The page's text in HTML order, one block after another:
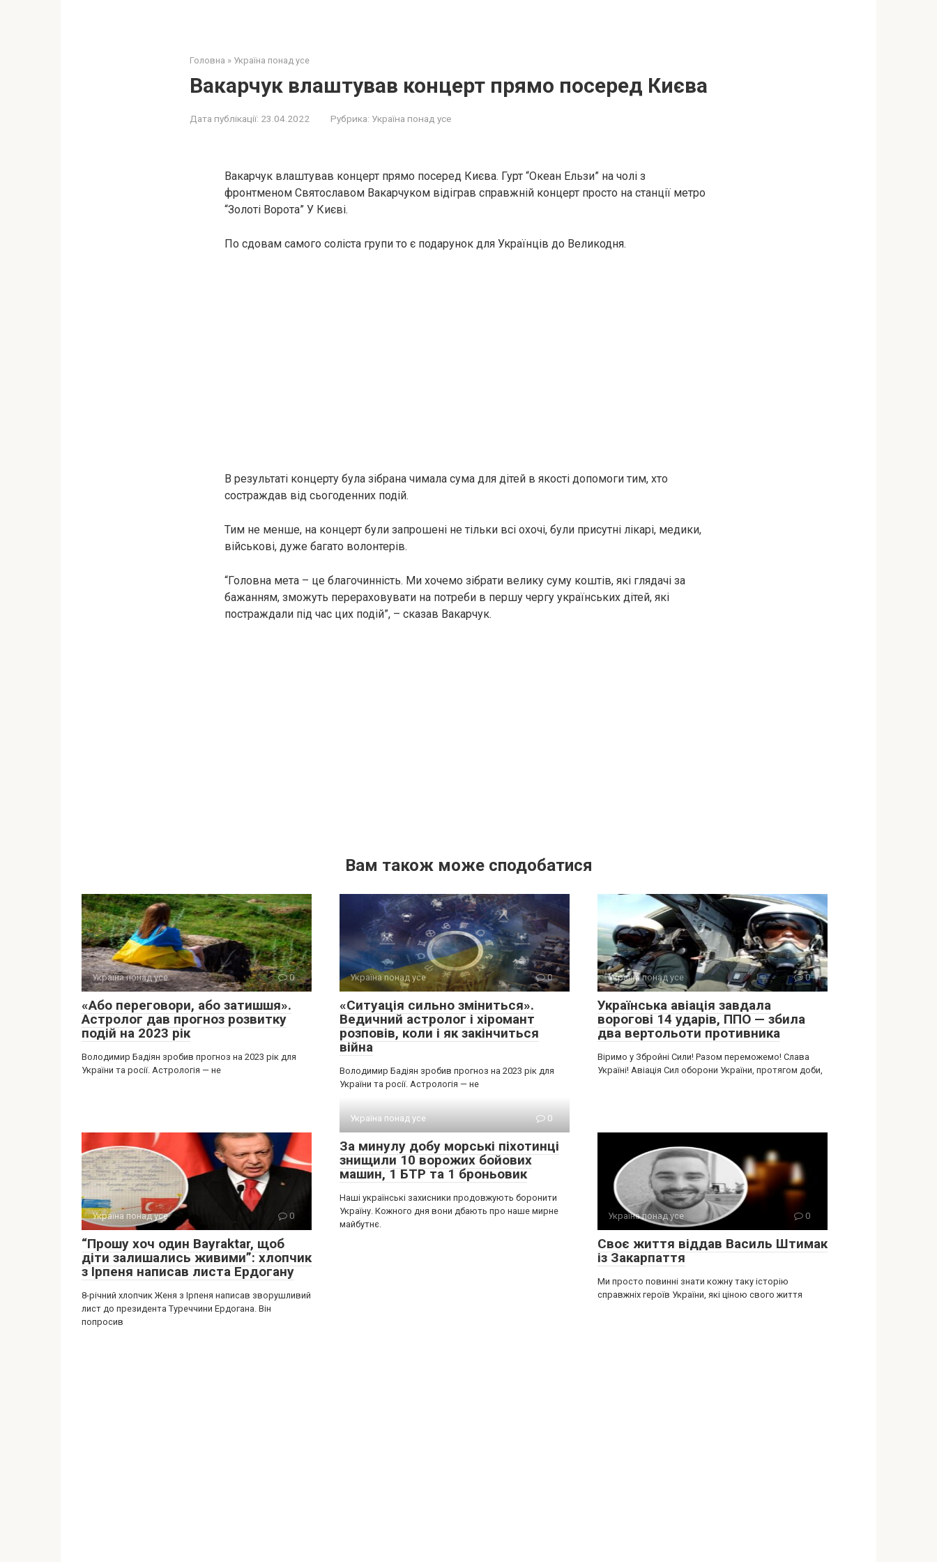
Головна » Україна понад усе
Вакарчук влаштував концерт прямо посеред Києва
Дата публікації: 23.04.2022 Рубрика: Україна понад усе
Вакарчук влаштував концерт прямо посеред Києва. Гурт “Океан Ельзи” на чолі з
фронтменом Святославом Вакарчуком відіграв справжній концерт просто на станції метро
“Золоті Ворота” У Києві.
По сдовам самого соліста групи то є подарунок для Українців до Великодня.
В результаті концерту була зібрана чимала сума для дітей в якості допомоги тим, хто
состраждав від сьогоденних подій.
Тим не менше, на концерт були запрошені не тільки всі охочі, були присутні лікарі, медики,
військові, дуже багато волонтерів.
“Головна мета – це благочинність. Ми хочемо зібрати велику суму коштів, які глядачі за
бажанням, зможуть перераховувати на потреби в першу чергу українських дітей, які
постраждали під час цих подій”, – сказав Вакарчук.
Вам також може сподобатися
Україна понад усе 0
«Або переговори, або затишшя».
Астролог дав прогноз розвитку
подій на 2023 рік
Володимир Бадіян зробив прогноз на 2023 рік для
України та росії. Астрологія — не
Україна понад усе 0
«Ситуація сильно зміниться».
Ведичний астролог і хіромант
розповів, коли і як закінчиться
війна
Володимир Бадіян зробив прогноз на 2023 рік для
України та росії. Астрологія — не
Україна понад усе 0
Українська авіація завдала
ворогові 14 ударів, ППО — збила
два вертольоти противника
Віримо у Збройні Сили! Разом переможемо! Слава
Україні! Авіація Сил оборони України, протягом доби,
Україна понад усе 0
“Прошу хоч один Bayraktar, щоб
діти залишались живими”: хлопчик
з Ірпеня написав листа Ердогану
8-річний хлопчик Женя з Ірпеня написав зворушливий
лист до президента Туреччини Ердогана. Він
попросив
Україна понад усе 0
За минулу добу морські піхотинці
знищили 10 ворожих бойових
машин, 1 БТР та 1 броньовик
Наші українські захисники продовжують боронити
Україну. Кожного дня вони дбають про наше мирне
майбутнє.
Україна понад усе 0
Своє життя віддав Василь Штимак
із Закарпаття
Ми просто повинні знати кожну таку історію
справжніх героїв України, які ціною свого життя